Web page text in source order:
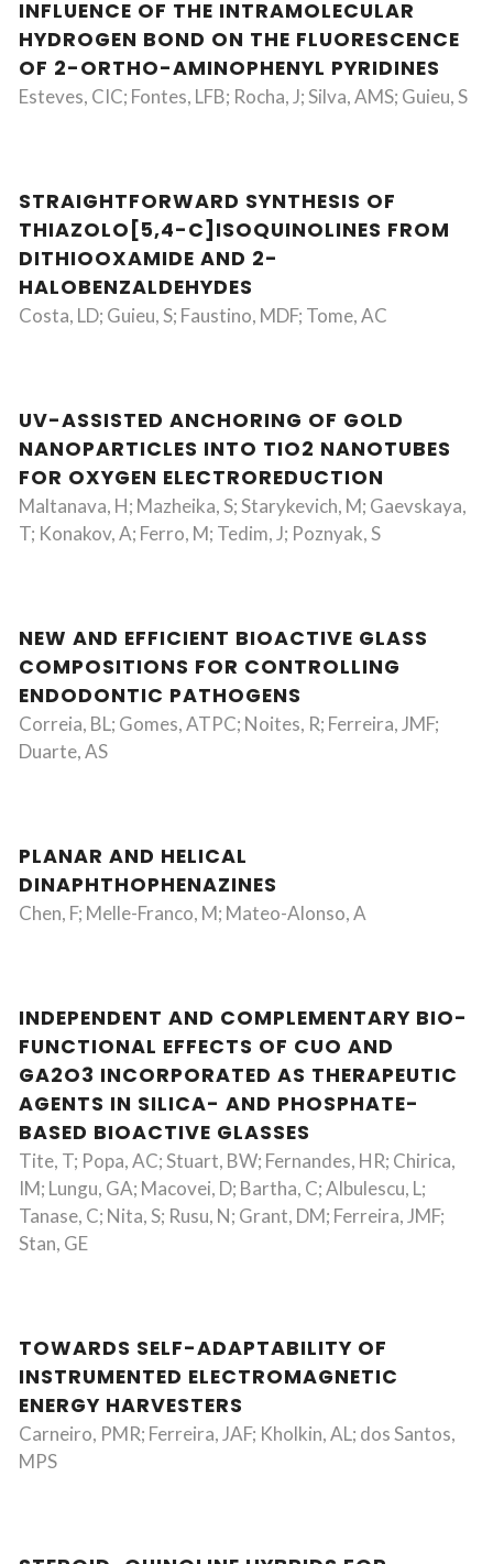
INFLUENCE OF THE INTRAMOLECULAR
HYDROGEN BOND ON THE FLUORESCENCE
OF 2-ORTHO-AMINOPHENYL PYRIDINES
Esteves, CIC; Fontes, LFB; Rocha, J; Silva, AMS; Guieu, S
STRAIGHTFORWARD SYNTHESIS OF
THIAZOLO[5,4-C]ISOQUINOLINES FROM
DITHIOOXAMIDE AND 2-
HALOBENZALDEHYDES
Costa, LD; Guieu, S; Faustino, MDF; Tome, AC
UV-ASSISTED ANCHORING OF GOLD
NANOPARTICLES INTO TIO2 NANOTUBES
FOR OXYGEN ELECTROREDUCTION
Maltanava, H; Mazheika, S; Starykevich, M; Gaevskaya,
T; Konakov, A; Ferro, M; Tedim, J; Poznyak, S
NEW AND EFFICIENT BIOACTIVE GLASS
COMPOSITIONS FOR CONTROLLING
ENDODONTIC PATHOGENS
Correia, BL; Gomes, ATPC; Noites, R; Ferreira, JMF;
Duarte, AS
PLANAR AND HELICAL
DINAPHTHOPHENAZINES
Chen, F; Melle-Franco, M; Mateo-Alonso, A
INDEPENDENT AND COMPLEMENTARY BIO-
FUNCTIONAL EFFECTS OF CUO AND
GA2O3 INCORPORATED AS THERAPEUTIC
AGENTS IN SILICA- AND PHOSPHATE-
BASED BIOACTIVE GLASSES
Tite, T; Popa, AC; Stuart, BW; Fernandes, HR; Chirica,
IM; Lungu, GA; Macovei, D; Bartha, C; Albulescu, L;
Tanase, C; Nita, S; Rusu, N; Grant, DM; Ferreira, JMF;
Stan, GE
TOWARDS SELF-ADAPTABILITY OF
INSTRUMENTED ELECTROMAGNETIC
ENERGY HARVESTERS
Carneiro, PMR; Ferreira, JAF; Kholkin, AL; dos Santos,
MPS